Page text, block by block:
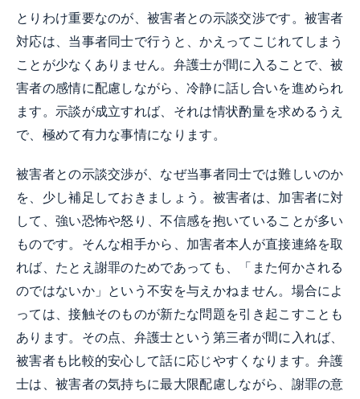
とりわけ重要なのが、被害者との示談交渉です。被害者
対応は、当事者同士で行うと、かえってこじれてしまう
ことが少なくありません。弁護士が間に入ることで、被
害者の感情に配慮しながら、冷静に話し合いを進められ
ます。示談が成立すれば、それは情状酌量を求めるうえ
で、極めて有力な事情になります。
被害者との示談交渉が、なぜ当事者同士では難しいのか
を、少し補足しておきましょう。被害者は、加害者に対
して、強い恐怖や怒り、不信感を抱いていることが多い
ものです。そんな相手から、加害者本人が直接連絡を取
れば、たとえ謝罪のためであっても、「また何かされる
のではないか」という不安を与えかねません。場合によ
っては、接触そのものが新たな問題を引き起こすことも
あります。その点、弁護士という第三者が間に入れば、
被害者も比較的安心して話に応じやすくなります。弁護
士は、被害者の気持ちに最大限配慮しながら、謝罪の意